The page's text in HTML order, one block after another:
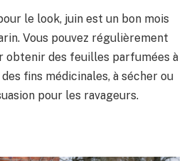
le look, juin est un bon mois
Vous pouvez régulièrement
obtenir des feuilles parfumées à
fins médicinales, à sécher ou
pour les ravageurs.